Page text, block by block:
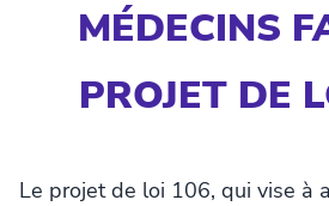
MÉDECINS
PROJET DE
Le projet de loi 106, qui vise à